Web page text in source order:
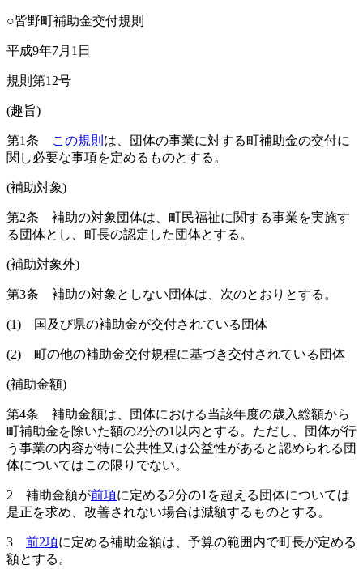
○皆野町補助金交付規則
平成9年7月1日
規則第12号
(趣旨)
第1条 この規則 は、団体の事業に対する町補助金の交付に
関し必要な事項を定めるものとする。
(補助対象)
第2条
補助の対象団体は、町民福祉に関する事業を実施す
る団体とし、町長の認定した団体とする。
(補助対象外)
第3条 補助の対象としない団体は、次のとおりとする。
(1) 国及び県の補助金が交付されている団体
(2) 町の他の補助金交付規程に基づき交付されている団体
(補助金額)
第4条
補助金額は、団体における当該年度の歳入総額から
町補助金を除いた額の2分の1以内とする。 ただし、団体が行
う事業の内容が特に公共性又は公益性があると認められる団
体についてはこの限りでない。
2 補助金額が前項に定める2分の1を超える団体については
是正を求め、改善されない場合は減額するものとする。
3 前2項に定める補助金額は、予算の範囲内で町長が定める
額とする。